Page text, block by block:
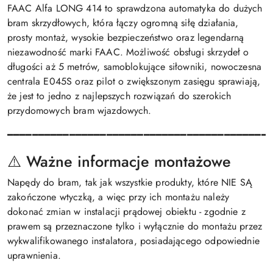
FAAC Alfa LONG 414 to sprawdzona automatyka do dużych
bram skrzydłowych, która łączy ogromną siłę działania,
prosty montaż, wysokie bezpieczeństwo oraz legendarną
niezawodność marki FAAC. Możliwość obsługi skrzydeł o
długości aż 5 metrów, samoblokujące siłowniki, nowoczesna
centrala E045S oraz pilot o zwiększonym zasięgu sprawiają,
że jest to jedno z najlepszych rozwiązań do szerokich
przydomowych bram wjazdowych.
⚠️ Ważne informacje montażowe
Napędy do bram, tak jak wszystkie produkty, które NIE SĄ
zakończone wtyczką, a więc przy ich montażu należy
dokonać zmian w instalacji prądowej obiektu - zgodnie z
prawem są przeznaczone tylko i wyłącznie do montażu przez
wykwalifikowanego instalatora, posiadającego odpowiednie
uprawnienia.